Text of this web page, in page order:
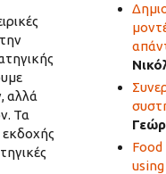
αλλά
Τα
εκδοχής